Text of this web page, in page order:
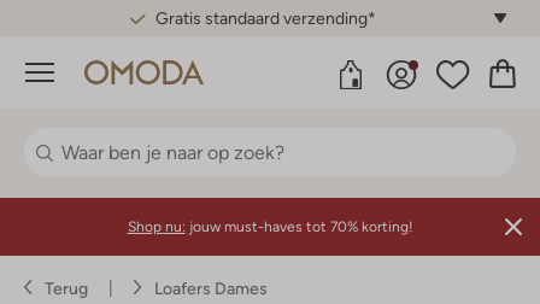
Gratis standaard verzending*
Menu
Shop nu: jouw must-haves tot 70% korting!
Terug Loafers Dames